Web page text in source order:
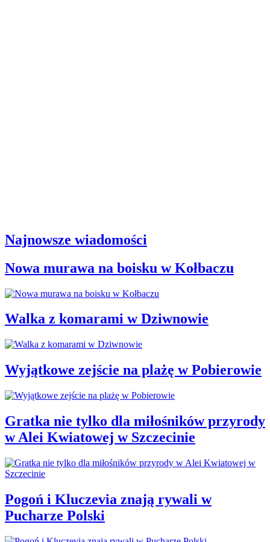
Najnowsze wiadomości
Nowa murawa na boisku w Kołbaczu
Walka z komarami w Dziwnowie
Wyjątkowe zejście na plażę w Pobierowie
Gratka nie tylko dla miłośników przyrody
w Alei Kwiatowej w Szczecinie
Pogoń i Kluczevia znają rywali w
Pucharze Polski